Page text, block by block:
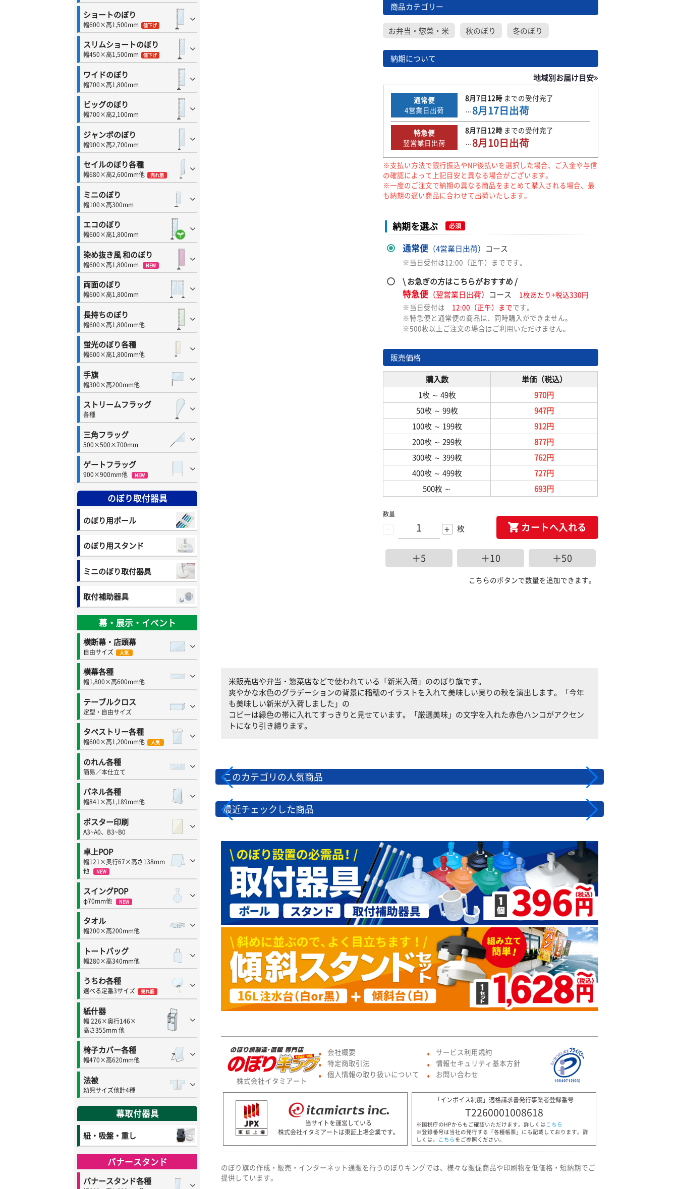
ショートのぼり
幅600×高1,500mm 値下げ
スリムショートのぼり
幅450×高1,500mm 値下げ
ワイドのぼり
幅700×高1,800mm
ビッグのぼり
幅700×高2,100mm
ジャンボのぼり
幅900×高2,700mm
セイルのぼり各種
幅680×高2,600mm他 売れ筋
ミニのぼり
幅100×高300mm
エコのぼり
幅600×高1,800mm
染め抜き風 和のぼり
幅600×高1,800mm NEW
両面のぼり
幅600×高1,800mm
長持ちのぼり
幅600×高1,800mm他
蛍光のぼり各種
幅600×高1,800mm他
手旗
幅300×高200mm他
ストリームフラッグ
各種
三角フラッグ
500×500×700mm
ゲートフラッグ
900×900mm他 NEW
のぼり取付器具
のぼり用ポール
のぼり用スタンド
ミニのぼり取付器具
取付補助器具
幕・展示・イベント
横断幕・店頭幕
自由サイズ 人気
横幕各種
幅1,800×高600mm他
テーブルクロス
定型・自由サイズ
タペストリー各種
幅600×高1,200mm他 人気
のれん各種
簡易／本仕立て
パネル各種
幅841×高1,189mm他
ポスター印刷
A3~A0、B3~B0
卓上POP
幅121×奥行67×高さ138mm
他
NEW
スイングPOP
φ70mm他 NEW
タオル
幅200×高200mm他
トートバッグ
幅280×高340mm他
うちわ各種
選べる定番3サイズ 売れ筋
紙什器
幅 226×奥行146×
高さ355mm 他
椅子カバー各種
幅470×高620mm他
法被
幼児サイズ他計4種
幕取付器具
紐・吸盤・重し
バナースタンド
バナースタンド各種
商品カテゴリー
お弁当・惣菜・米 秋のぼり 冬のぼり
納期について
地域別お届け目安
通常便
4営業日出荷
8月7日12時までの受付完了
…8月17日出荷
特急便
翌営業日出荷
8月7日12時までの受付完了
…8月10日出荷
※支払い方法で銀行振込やNP後払いを選択した場合、ご入金や与信
の確認によって上記目安と異なる場合がございます。
※一度のご注文で納期の異なる商品をまとめて購入される場合、最
も納期の遅い商品に合わせて出荷いたします。
納期を選ぶ 必須
通常便（4営業日出荷） コース
※当日受付は12:00（正午）までです。
\ お急ぎの方はこちらがおすすめ /
特急便（翌営業日出荷） コース
1枚あたり+税込330円
※当日受付は 12:00（正午）までです。
※特急便と通常便の商品は、同時購入ができません。
※500枚以上ご注文の場合はご利用いただけません。
販売価格
購入数
単価（税込）
1枚 ～ 49枚
970円
50枚 ～ 99枚
947円
100枚 ～ 199枚
912円
200枚 ～ 299枚
877円
300枚 ～ 399枚
762円
400枚 ～ 499枚
727円
500枚 ～ 693円
-
数量
+ 枚 カートへ入れる
＋5 ＋10 ＋50
こちらのボタンで数量を追加できます。
米販売店や弁当・惣菜店などで使われている「新米入荷」ののぼり旗です。
爽やかな水色のグラデーションの背景に稲穂のイラストを入れて美味しい実りの秋を演出します。「今年
も美味しい新米が入荷しました」の
コピーは緑色の帯に入れてすっきりと見せています。「厳選美味」の文字を入れた赤色ハンコがアクセン
トになり引き締ります。
このカテゴリの人気商品
最近チェックした商品
株式会社イタミアート
● 会社概要
● 特定商取引法
● 個人情報の取り扱いについて
● サービス利用規約
● 情報セキュリティ基本方針
● お問い合わせ
当サイトを運営している
株式会社イタミアートは東証上場企業です。
「インボイス制度」適格請求書発行事業者登録番号
T2260001008618
※国税庁のHPからもご確認いただけます。詳しくは こちら
※登録番号は当社の発行する「各種帳票」にも記載しております。詳
しくは、
こちら をご参照ください。
のぼり旗の作成・販売・インターネット通販を行うのぼりキングでは、様々な販促商品や印刷物を低価格・短納期でご
提供しています。